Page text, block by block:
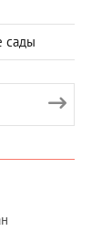
сады